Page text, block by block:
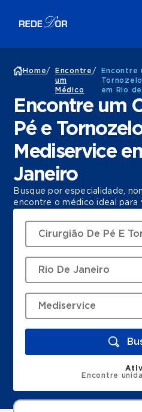
Home/
Encontre
um
Médico
/
Encontre
em Rio
Encontre um
Pé e
Mediservice
Janeiro
Busque por especialidade,
encontre o médico ideal para
Encontre